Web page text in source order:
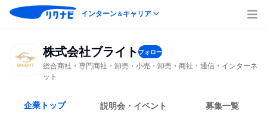
インターン＆キャリア
株式会社ブライト フォロー
総合商社・専門商社・卸売・小売・卸売・商社・通信・インターネ
ット
企業トップ 説明会・イベント 募集一覧